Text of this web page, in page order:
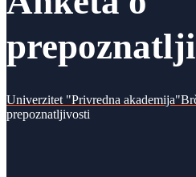
Univerzitet "Privredna
prepoznatljivosti